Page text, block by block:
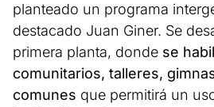
planteado un programa
destacado Juan Giner. Se
primera planta, donde se
comunitarios, talleres,
comunes que permitirá un